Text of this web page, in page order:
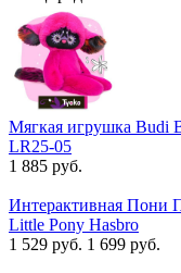
Мягкая игрушка Budi
LR25-05
1 885 руб.
Интерактивная Пони
Little Pony Hasbro
1 529 руб. 1 699 руб.